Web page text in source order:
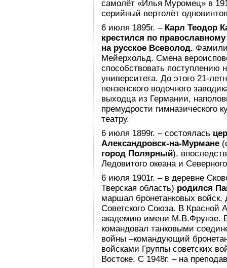
самолёт «Илья Муромец» в
серийный вертолёт
6 июля 1895г. – Карл Теодор
крестился по
на русское Всеволод.
Мейерхольд. Смена
способствовать поступлению
университета. До этого 21-
пензенского водочного
выходца из Германии,
премудрости гимназического
театру.
6 июля 1899г. – состоялась
Александровск-на-Мурмане
город Полярный),
Ледовитого океана и
6 июля 1901г. – в деревне
Тверская область) родился
маршал бронетанковых войск,
Советского Союза. В Красной
академию имени М.В.Фрунзе.
командовал танковыми
войны –командующий
войсками Группы советских
Востоке. С 1948г. – на